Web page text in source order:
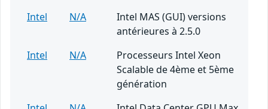
Intel
N/A
Intel MAS (GUI) versions
antérieures à 2.5.0
Intel
N/A
Processeurs Intel Xeon
Scalable de 4ème et 5ème
génération